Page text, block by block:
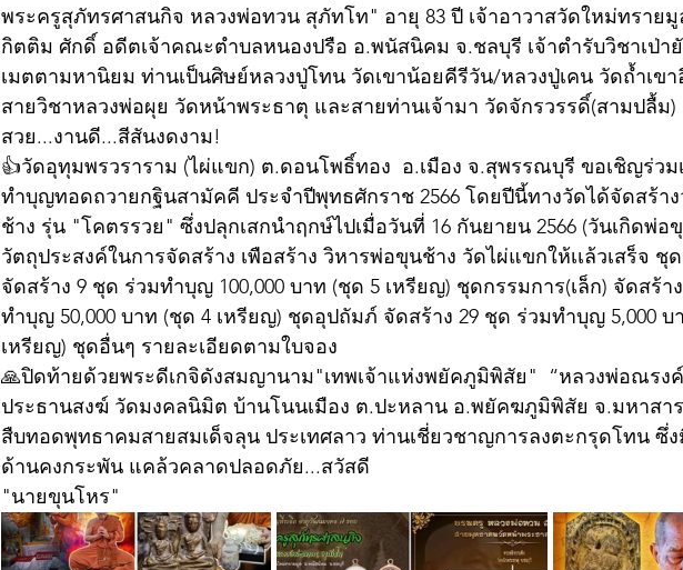
พระครูสุภัทรศาสนกิจ หลวงพ่อทวน สุภัทโท" อายุ 83 ปี เจ้าอาวาสวัดใหม่ทราย
กิตติม ศักดิ์ อดีตเจ้าคณะตำบลหนองปรือ อ.พนัสนิคม จ.ชลบุรี เจ้าตำรับวิชาเป่า
เมตตามหานิยม ท่านเป็นศิษย์หลวงปู่โทน วัดเขาน้อยคีรีวัน/หลวงปู่เคน วัดถ้ำเข
สายวิชาหลวงพ่อผุย วัดหน้าพระธาตุ และสายท่านเจ้ามา วัดจักรวรรดิ์(สามปลื้ม
สวย...งานดี...สีสันงดงาม!
👍วัดอุทุมพรวราราม (ไผ่แขก) ต.ดอนโพธิ์ทอง  อ.เมือง จ.สุพรรณบุรี ขอเชิญร่วม
ทำบุญทอดถวายกฐินสามัคคี ประจำปีพุทธศักราช 2566 โดยปีนี้ทางวัดได้จัดสร้า
ช้าง รุ่น "โคตรรวย" ซึ่งปลุกเสกนำฤกษ์ไปเมื่อวันที่ 16 กันยายน 2566 (วันเกิดพ่อ
วัตถุประสงค์ในการจัดสร้าง เพือสร้าง วิหารพ่อขุนช้าง วัดไผ่แขกให้เเล้วเสร็จ ชุ
จัดสร้าง 9 ชุด ร่วมทำบุญ 100,000 บาท (ชุด 5 เหรียญ) ชุดกรรมการ(เล็ก) จัดสร้า
ทำบุญ 50,000 บาท (ชุด 4 เหรียญ) ชุดอุปถัมภ์ จัดสร้าง 29 ชุด ร่วมทำบุญ 5,000 บ
เหรียญ) ชุดอื่นๆ รายละเอียดตามใบจอง
🙏ปิดท้ายด้วยพระดีเกจิดังสมญานาม"เทพเจ้าแห่งพยัคภูมิพิสัย"  “หลวงพ่อณรง
ประธานสงฆ์ วัดมงคลนิมิต บ้านโนนเมือง ต.ปะหลาน อ.พยัคฆภูมิพิสัย จ.มหาสา
สืบทอดพุทธาคมสายสมเด็จลุน ประเทศลาว ท่านเชี่ยวชาญการลงตะกรุดโทน ซึ่
ด้านคงกระพัน แคล้วคลาดปลอดภัย...สวัสดี
"นายขุนโหร"